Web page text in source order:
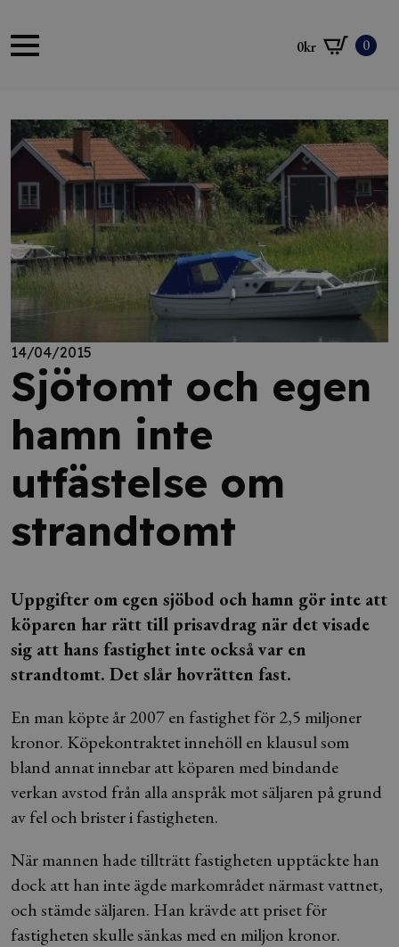
0kr 0
14/04/2015
Sjötomt och egen
hamn inte
utfästelse om
strandtomt
Uppgifter om egen sjöbod och hamn gör inte att
köparen har rätt till prisavdrag när det visade
sig att hans fastighet inte också var en
strandtomt. Det slår hovrätten fast.
En man köpte år 2007 en fastighet för 2,5 miljoner
kronor. Köpekontraktet innehöll en klausul som
bland annat innebar att köparen med bindande
verkan avstod från alla anspråk mot säljaren på grund
av fel och brister i fastigheten.
När mannen hade tillträtt fastigheten upptäckte han
dock att han inte ägde markområdet närmast vattnet,
och stämde säljaren. Han krävde att priset för
fastigheten skulle sänkas med en miljon kronor.